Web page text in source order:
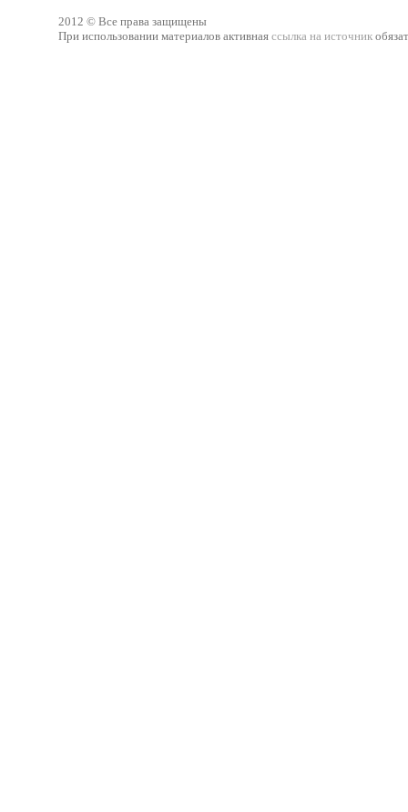
2012 © Все права защищены
При использовании материалов активная ссылка на источник